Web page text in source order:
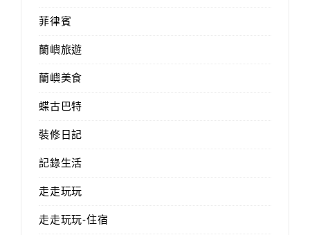
菲律賓
蘭嶼旅遊
蘭嶼美食
蝶古巴特
裝修日記
記錄生活
走走玩玩
走走玩玩-住宿